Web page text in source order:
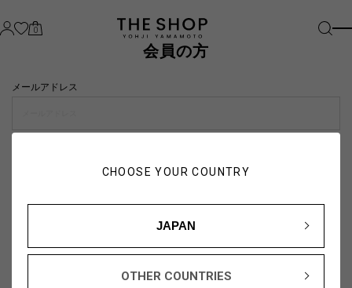
CHOOSE YOUR COUNTRY
JAPAN
OTHER COUNTRIES
0
会員の方
メールアドレス
こちら